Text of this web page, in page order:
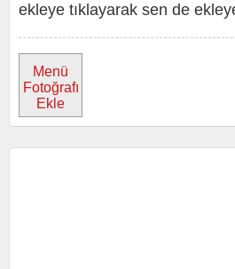
ekleye tıklayarak sen de
Menü
Fotoğrafı
Ekle